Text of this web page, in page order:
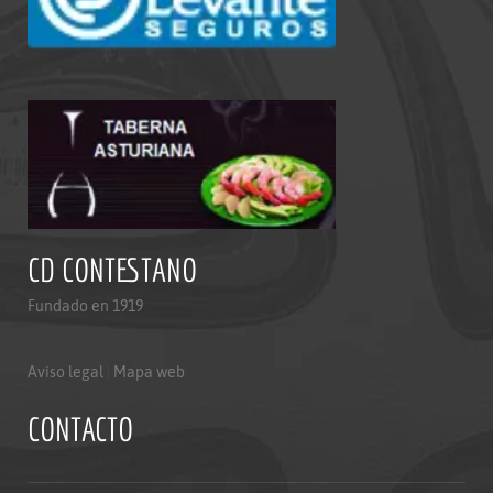
CD CONTESTANO
Fundado en 1919
Aviso legal Mapa web
CONTACTO